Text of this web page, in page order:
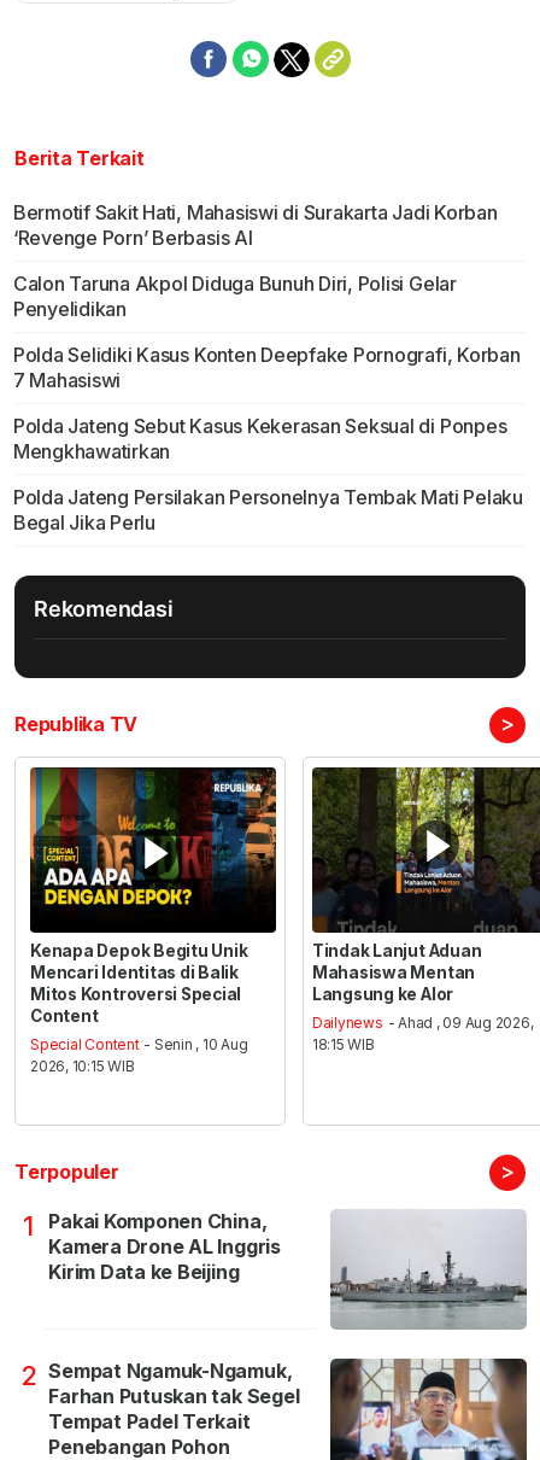
Berita Terkait
Bermotif Sakit Hati, Mahasiswi di Surakarta Jadi Korban
‘Revenge Porn’ Berbasis AI
Calon Taruna Akpol Diduga Bunuh Diri, Polisi Gelar
Penyelidikan
Polda Selidiki Kasus Konten Deepfake Pornografi, Korban
7 Mahasiswi
Polda Jateng Sebut Kasus Kekerasan Seksual di Ponpes
Mengkhawatirkan
Polda Jateng Persilakan Personelnya Tembak Mati Pelaku
Begal Jika Perlu
Rekomendasi
Republika TV >
Kenapa Depok Begitu Unik
Mencari Identitas di Balik
Mitos Kontroversi Special
Content
Special Content - Senin , 10 Aug
2026, 10:15 WIB
Tindak Lanjut Aduan
Mahasiswa Mentan
Langsung ke Alor
Dailynews - Ahad , 09 Aug 2026,
18:15 WIB
Terpopuler >
1
Pakai Komponen China,
Kamera Drone AL Inggris
Kirim Data ke Beijing
2 Sempat Ngamuk-Ngamuk,
Farhan Putuskan tak Segel
Tempat Padel Terkait
Penebangan Pohon